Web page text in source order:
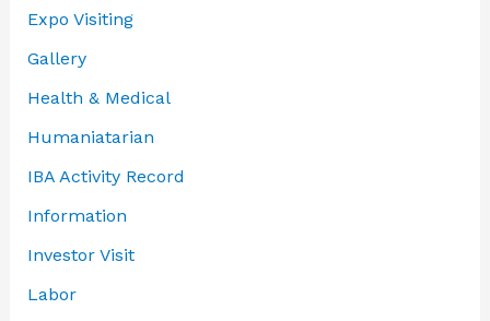
Expo Visiting
Gallery
Health & Medical
Humaniatarian
IBA Activity Record
Information
Investor Visit
Labor